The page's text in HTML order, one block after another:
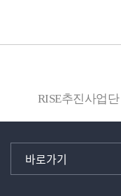
RISE추진사업단
바로가기